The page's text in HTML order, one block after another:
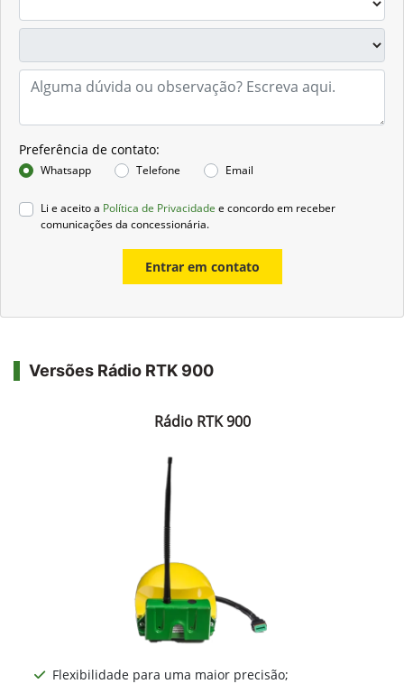
Preferência de contato:
Whatsapp Telefone Email
Li e aceito a Política de Privacidade e concordo em receber
comunicações da concessionária.
Entrar em contato
Versões Rádio RTK 900
Rádio RTK 900
Flexibilidade para uma maior precisão;